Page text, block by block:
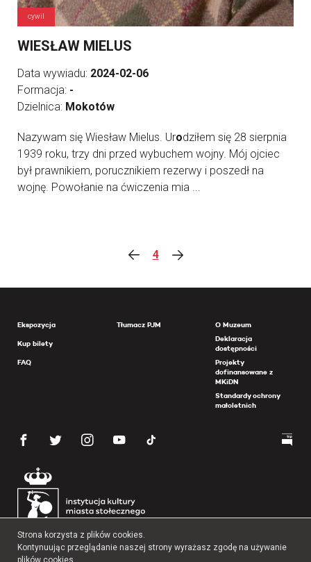
cywil
WIESŁAW MIELUS
Data wywiadu: 2024-02-06
Formacja: -
Dzielnica: Mokotów
Nazywam się Wiesław Mielus. Urodziłem się 28 sierpnia
1939 roku, trzy dni przed wybuchem wojny. Mój ojciec
był prawnikiem, porucznikiem rezerwy i poszedł na
wojnę. Powołanie na ćwiczenia mia ...
4
Ekspozycja
Kup bilety
FAQ
Tłumacz PJM
O Muzeum
Deklaracja
dostępności
Projekty
dofinansowane z
MKiDN
Standardy ochrony
małoletnich
Strona korzysta z plików cookies.
Kontynuując przeglądanie naszej strony wyrażasz zgodę na używanie
plików cookies.